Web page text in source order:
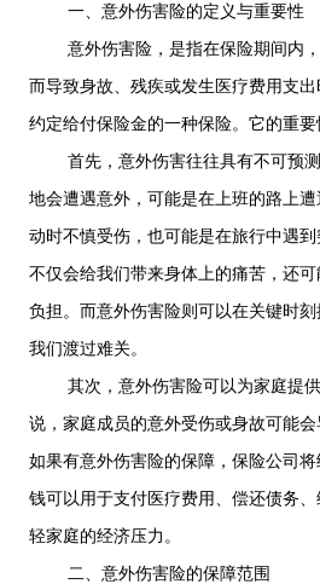
一、意外伤害险的定义与重要性
意外伤害险，是指在保险期间内
而导致身故、残疾或发生医疗费用支
约定给付保险金的一种保险。它的重要
首先，意外伤害往往具有不可预
地会遭遇意外，可能是在上班的路上
动时不慎受伤，也可能是在旅行中遇
不仅会给我们带来身体上的痛苦，还
负担。而意外伤害险则可以在关键时
我们渡过难关。
其次，意外伤害险可以为家庭提
说，家庭成员的意外受伤或身故可能会
如果有意外伤害险的保障，保险公司
钱可以用于支付医疗费用、偿还债务
轻家庭的经济压力。
二、意外伤害险的保障范围